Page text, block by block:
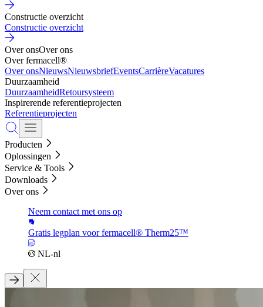
Constructie overzicht
Constructie overzicht
Over onsOver ons
Over fermacell®
Over onsNieuwsNieuwsbriefEventsCarrièreVacatures
Duurzaamheid
DuurzaamheidRetoursysteem
Inspirerende referentieprojecten
Referentieprojecten
Producten
Oplossingen
Service & Tools
Downloads
Over ons
Neem contact met ons op
Gratis legplan voor fermacell® Therm25™
NL-nl